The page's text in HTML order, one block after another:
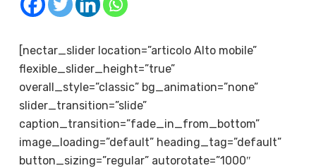
[nectar_slider location=”articolo Alto mobile”
flexible_slider_height=”true”
overall_style=”classic” bg_animation=”none”
slider_transition=”slide”
caption_transition=”fade_in_from_bottom”
image_loading=”default” heading_tag=”default”
button_sizing=”regular” autorotate=”1000″